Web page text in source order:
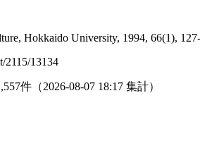
Hokkaido University, 1994, 66(1),
2115/13134
件 （2026-08-07 18:17 集計）